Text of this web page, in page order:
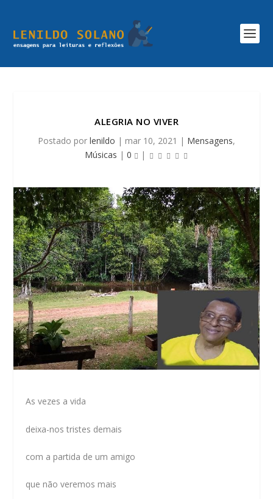
ALEGRIA NO VIVER
Postado por lenildo | mar 10, 2021 | Mensagens,
Músicas | 0 |
As vezes a vida
deixa-nos tristes demais
com a partida de um amigo
que não veremos mais